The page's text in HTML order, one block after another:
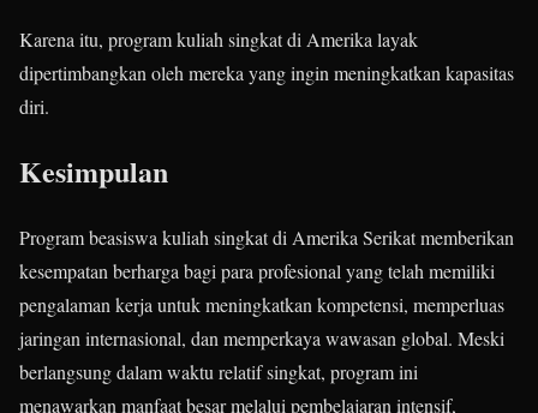
Karena itu, program kuliah singkat di Amerika layak
dipertimbangkan oleh mereka yang ingin meningkatkan kapasitas
diri.
Kesimpulan
Program beasiswa kuliah singkat di Amerika Serikat memberikan
kesempatan berharga bagi para profesional yang telah memiliki
pengalaman kerja untuk meningkatkan kompetensi, memperluas
jaringan internasional, dan memperkaya wawasan global. Meski
berlangsung dalam waktu relatif singkat, program ini
menawarkan manfaat besar melalui pembelajaran intensif,